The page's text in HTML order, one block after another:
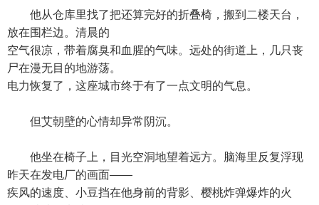
他从仓库里找了把还算完好的折叠椅，搬到二楼天台，
放在围栏边。清晨的
空气很凉，带着腐臭和血腥的气味。远处的街道上，几只丧
尸在漫无目的地游荡。
电力恢复了，这座城市终于有了一点文明的气息。
但艾朝壁的心情却异常阴沉。
他坐在椅子上，目光空洞地望着远方。脑海里反复浮现
昨天在发电厂的画面——
疾风的速度、小豆挡在他身前的背影、樱桃炸弹爆炸的火